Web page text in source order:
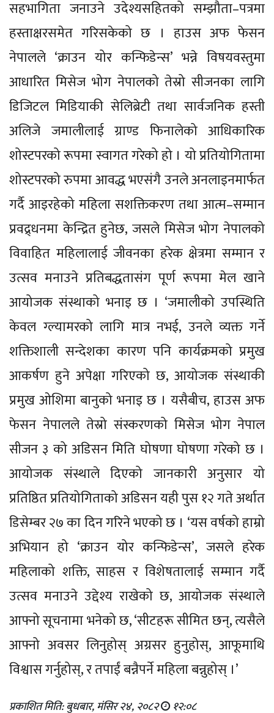
सहभागिता जनाउने उदेश्यसहितको सम्झौता–पत्रमा
हस्ताक्षरसमेत गरिसकेको छ । हाउस अफ फेसन
नेपालले ‘क्राउन योर कन्फिडेन्स’ भन्ने विषयवस्तुमा
आधारित मिसेज भोग नेपालको तेस्रो सीजनका लागि
डिजिटल मिडियाकी सेलिब्रेटी तथा सार्वजनिक हस्ती
अलिजे जमालीलाई ग्राण्ड फिनालेको आधिकारिक
शोस्टपरको रूपमा स्वागत गरेको हो । यो प्रतियोगितामा
शोस्टपरको रुपमा आवद्ध भएसंगै उनले अनलाइनमार्फत
गर्दै आइरहेको महिला सशक्तिकरण तथा आत्म–सम्मान
प्रवद्र्धनमा केन्द्रित हुनेछ, जसले मिसेज भोग नेपालको
विवाहित महिलालाई जीवनका हरेक क्षेत्रमा सम्मान र
उत्सव मनाउने प्रतिबद्धतासंग पूर्ण रूपमा मेल खाने
आयोजक संस्थाको भनाइ छ । ‘जमालीको उपस्थिति
केवल ग्ल्यामरको लागि मात्र नभई, उनले व्यक्त गर्ने
शक्तिशाली सन्देशका कारण पनि कार्यक्रमको प्रमुख
आकर्षण हुने अपेक्षा गरिएको छ, आयोजक संस्थाकी
प्रमुख ओशिमा बानुको भनाइ छ । यसैबीच, हाउस अफ
फेसन नेपालले तेस्रो संस्करणको मिसेज भोग नेपाल
सीजन ३ को अडिसन मिति घोषणा घोषणा गरेको छ ।
आयोजक संस्थाले दिएको जानकारी अनुसार यो
प्रतिष्ठित प्रतियोगिताको अडिसन यही पुस १२ गते अर्थात
डिसेम्बर २७ का दिन गरिने भएको छ । ‘यस वर्षको हाम्रो
अभियान हो ‘क्राउन योर कन्फिडेन्स’, जसले हरेक
महिलाको शक्ति, साहस र विशेषतालाई सम्मान गर्दै
उत्सव मनाउने उद्देश्य राखेको छ, आयोजक संस्थाले
आफ्नो सूचनामा भनेको छ, ‘सीटहरू सीमित छन्, त्यसैले
आफ्नो अवसर लिनुहोस् अग्रसर हुनुहोस्, आफूमाथि
विश्वास गर्नुहोस्, र तपाईं बन्नैपर्ने महिला बन्नुहोस् ।’
प्रकाशित मिति: बुधबार, मंसिर २४, २०८२ १२:०८